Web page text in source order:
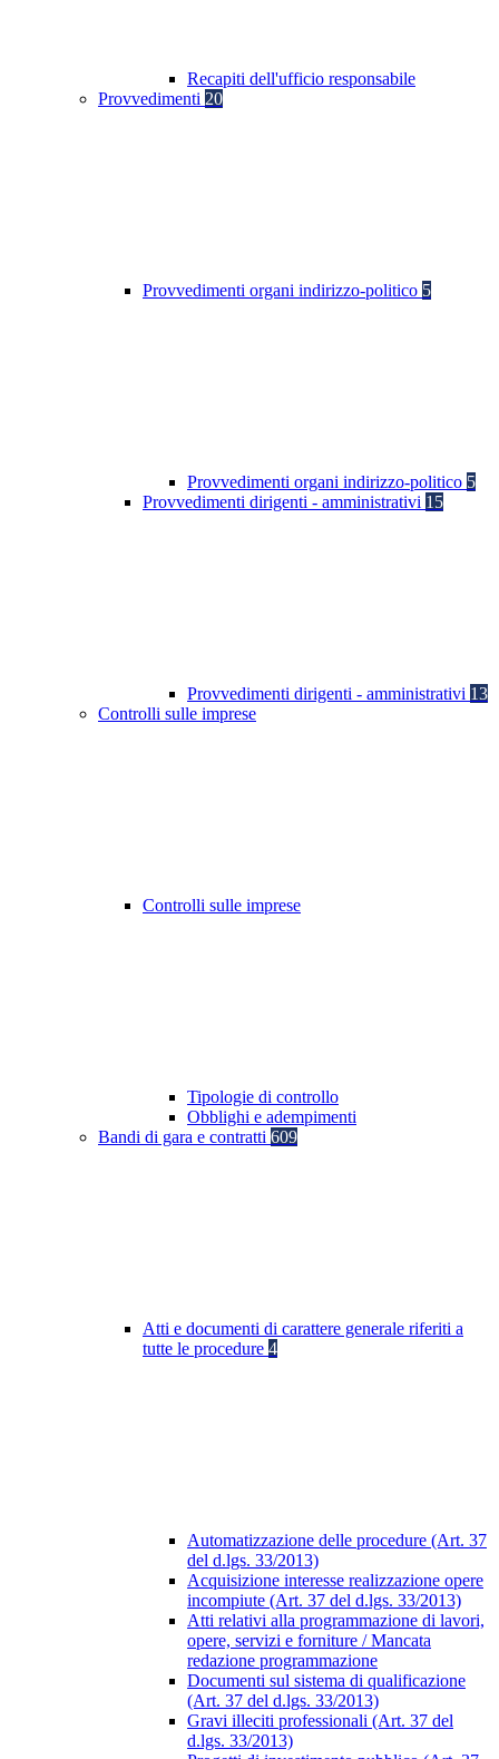
Recapiti dell'ufficio responsabile
Provvedimenti 20
Provvedimenti organi indirizzo-politico 5
Provvedimenti organi indirizzo-politico 5
Provvedimenti dirigenti - amministrativi 15
Provvedimenti dirigenti - amministrativi 13
Controlli sulle imprese
Controlli sulle imprese
Tipologie di controllo
Obblighi e adempimenti
Bandi di gara e contratti 609
Atti e documenti di carattere generale riferiti a
tutte le procedure 4
Automatizzazione delle procedure (Art. 37
del d.lgs. 33/2013)
Acquisizione interesse realizzazione opere
incompiute (Art. 37 del d.lgs. 33/2013)
Atti relativi alla programmazione di lavori,
opere, servizi e forniture / Mancata
redazione programmazione
Documenti sul sistema di qualificazione
(Art. 37 del d.lgs. 33/2013)
Gravi illeciti professionali (Art. 37 del
d.lgs. 33/2013)